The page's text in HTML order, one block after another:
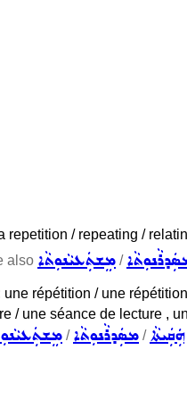
repetition / repeating /
also ܡܸܫܬܲܥܝܵܢܘܼܬܵܐ /
répétition / une
/ une séance de lecture ,
/ܡܣܲܕܪܵܢܘܼܬܵܐ /ܗܲܩܲܝܬܵܐ